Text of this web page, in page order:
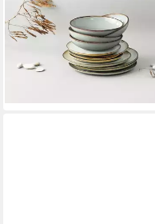
Tafelservice Teller Set,
Geschirr-Set Stone Town
ab 62,95 € UVP299,99 €
in 2-3 Werktagen bei dir